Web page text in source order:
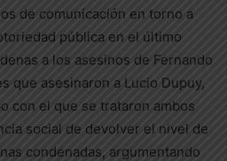
de comunicación en torno a
pública en el último
a los asesinos de Fernando
que asesinaron a Lucio Dupuy,
con el que se trataron ambos
social de devolver el nivel de
condenadas, argumentando